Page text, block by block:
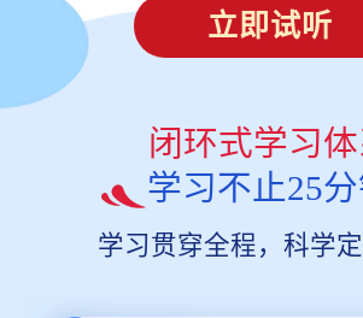
立即试听
闭环式学习
学习不止25
学习贯穿全程，科学